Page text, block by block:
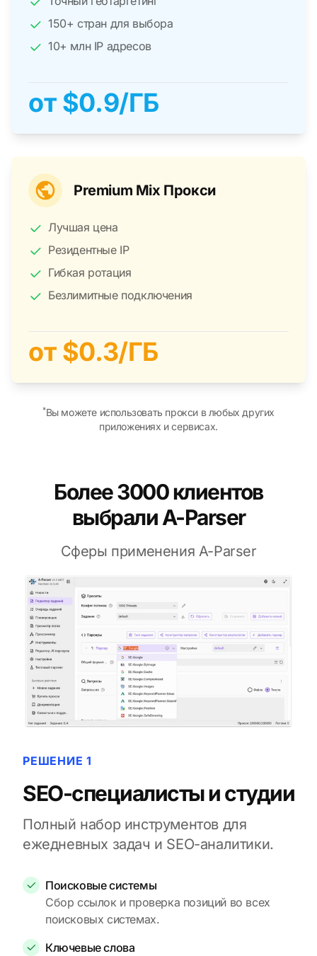
150+ стран для выбора
10+ млн IP адресов
от $0.9/ГБ
рекламными сетями и парсинга, где важна
от $0.9/ГБ
Premium Mix Прокси
Лучшая цена
Резидентные IP
Гибкая ротация
Безлимитные подключения
от $0.3/ГБ
Premium Mix Прокси
Идеальный баланс между стоимостью и
качеством. Вы получаете все преимущества
выбора конкретной страны (геолокации).
*Вы можете использовать прокси в любых других
приложениях и сервисах.
Более 3000 клиентов
выбрали A-Parser
Сферы применения A-Parser
РЕШЕНИЕ 1
SEO-специалисты и студии
Полный набор инструментов для
ежедневных задач и SEO-аналитики.
Поисковые системы
Сбор ссылок и проверка позиций во всех
поисковых системах.
Ключевые слова